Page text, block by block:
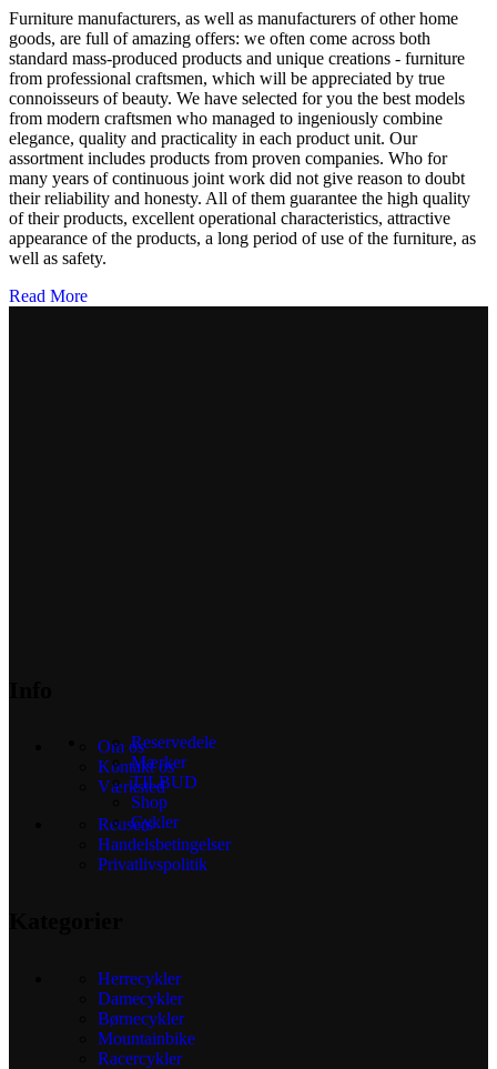
Furniture manufacturers, as well as manufacturers of other home
goods, are full of amazing offers: we often come across both
standard mass-produced products and unique creations - furniture
from professional craftsmen, which will be appreciated by true
connoisseurs of beauty. We have selected for you the best models
from modern craftsmen who managed to ingeniously combine
elegance, quality and practicality in each product unit. Our
assortment includes products from proven companies. Who for
many years of continuous joint work did not give reason to doubt
their reliability and honesty. All of them guarantee the high quality
of their products, excellent operational characteristics, attractive
appearance of the products, a long period of use of the furniture, as
well as safety.
Read More
Om os
Kontakt os
Værksted
Reusers
Handelsbetingelser
Privatlivspolitik
Herrecykler
Damecykler
Børnecykler
Mountainbike
Racercykler
Reservedele
Mærker
TILBUD
Shop
Cykler